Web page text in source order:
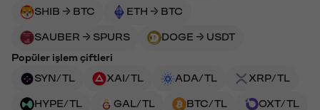
SHIB → BTC ETH → BTC
SAUBER → SPURS
DOGE → USDT
Popüler işlem çiftleri
SYN/TL
XAI/TL ADA/TL XRP/TL
HYPE/TL GAL/TL BTC/TL OXT/TL